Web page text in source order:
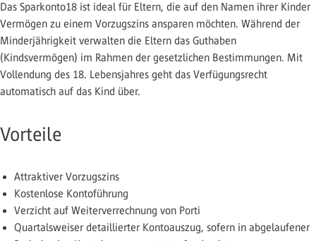
Das Sparkonto18 ist ideal für Eltern, die auf den Namen ihrer Kinder
Vermögen zu einem Vorzugszins ansparen möchten. Während der
Minderjährigkeit verwalten die Eltern das Guthaben
(Kindsvermögen) im Rahmen der gesetzlichen Bestimmungen. Mit
Vollendung des 18. Lebensjahres geht das Verfügungsrecht
automatisch auf das Kind über.
Vorteile
Attraktiver Vorzugszins
Kostenlose Kontoführung
Verzicht auf Weiterverrechnung von Porti
Quartalsweiser detaillierter Kontoauszug, sofern in abgelaufener